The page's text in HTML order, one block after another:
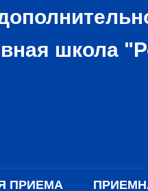
школа
ПРИЕМА